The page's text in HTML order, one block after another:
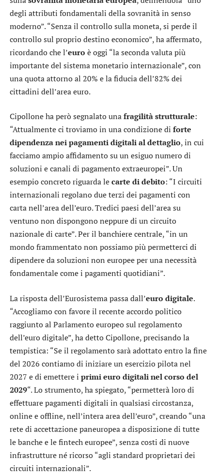
degli attributi fondamentali della sovranità in senso
moderno”. “Senza il controllo sulla moneta, si perde il
controllo sul proprio destino economico”, ha affermato,
ricordando che l’euro è oggi “la seconda valuta più
importante del sistema monetario internazionale”, con
una quota attorno al 20% e la fiducia dell’82% dei
cittadini dell’area euro.
Cipollone ha però segnalato unafragilitàstrutturale:
“Attualmente ci troviamo in una condizione di forte
dipendenza nei pagamenti digitali al dettaglio, in cui
facciamo ampio affidamento su un esiguo numero di
soluzioni e canali di pagamento extraeuropei”. Un
esempio concreto riguarda lecarte di debito: “I circuiti
internazionali regolano due terzi dei pagamenti con
carta nell’area dell’euro. Tredici paesi dell’area su
ventuno non dispongono neppure di un circuito
nazionale di carte”. Per il banchiere centrale, “in un
mondo frammentato non possiamo più permetterci di
dipendere da soluzioni non europee per una necessità
fondamentale come i pagamenti quotidiani”.
La risposta dell’Eurosistema passa dall’euro digitale.
“Accogliamo con favore il recente accordo politico
raggiunto al Parlamento europeo sul regolamento
dell’euro digitale”, ha detto Cipollone, precisando la
tempistica: “Se il regolamento sarà adottato entro la fine
del 2026 contiamo di iniziare un esercizio pilota nel
2027 e di emettere i primi euro digitali nel corso del
2029“. Lo strumento, ha spiegato, “permetterà loro di
effettuare pagamenti digitali in qualsiasi circostanza,
online e offline, nell’intera area dell’euro”, creando “una
rete di accettazione paneuropea a disposizione di tutte
le banche e le fintech europee”, senza costi di nuove
infrastrutture né ricorso “agli standard proprietari dei
circuiti internazionali”.